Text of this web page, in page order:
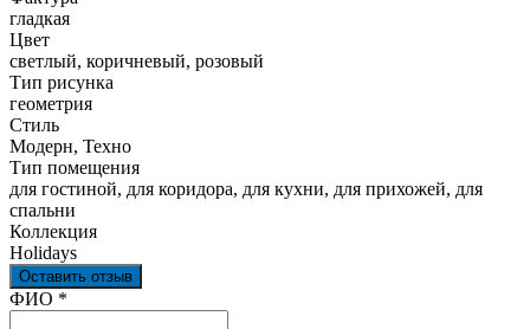
гладкая
Цвет
светлый, коричневый, розовый
Тип рисунка
геометрия
Стиль
Модерн, Техно
Тип помещения
для гостиной, для коридора, для кухни, для прихожей, для
спальни
Коллекция
Holidays
Оставить отзыв
Ваш отзыв был отправлен!
ФИО *